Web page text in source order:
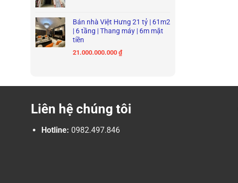
Bán nhà Việt Hưng 21 tỷ | 61m2
| 6 tầng | Thang máy | 6m mặt
tiền
21.000.000.000 ₫
Liên hệ chúng tôi
Hotline: 0982.497.846